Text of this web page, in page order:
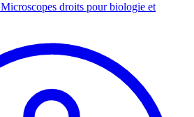
Microscopes droits pour biologie et